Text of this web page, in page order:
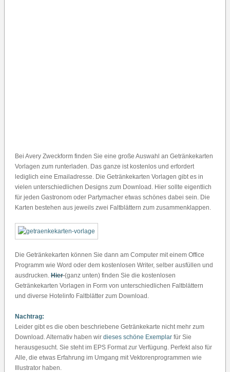
Bei Avery Zweckform finden Sie eine große Auswahl an Getränkekarten
Vorlagen zum runterladen. Das ganze ist kostenlos und erfordert
lediglich eine Emailadresse. Die Getränkekarten Vorlagen gibt es in
vielen unterschiedlichen Designs zum Download. Hier sollte eigentlich
für jeden Gastronom oder Partymacher etwas schönes dabei sein. Die
Karten bestehen aus jeweils zwei Faltblättern zum zusammenklappen.
Die Getränkekarten können Sie dann am Computer mit einem Office
Programm wie Word oder dem kostenlosen Writer, selber ausfüllen und
ausdrucken. Hier (ganz unten) finden Sie die kostenlosen
Getränkekarten Vorlagen in Form von unterschiedlichen Faltblättern
und diverse Hotelinfo Faltblätter zum Download.
Nachtrag:
Leider gibt es die oben beschriebene Getränkekarte nicht mehr zum
Download. Alternativ haben wir dieses schöne Exemplar für Sie
herausgesucht. Sie steht im EPS Format zur Verfügung. Perfekt also für
Alle, die etwas Erfahrung im Umgang mit Vektorenprogrammen wie
Illustrator haben.